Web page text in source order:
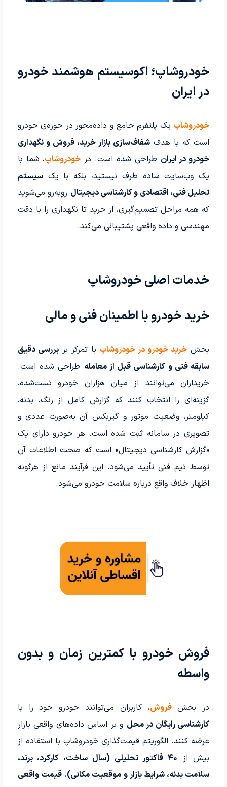
خودروشاپ؛ اکوسیستم هوشمند خودرو
در ایران
خودروشاپ یک پلتفرم جامع و داده‌محور در حوزه‌ی خودرو
است که با هدف شفاف‌سازی بازار خرید، فروش و نگهداری
خودرو در ایران طراحی شده است. در خودروشاپ، شما با
یک وب‌سایت ساده طرف نیستید، بلکه با یکسیستم
تحلیل فنی، اقتصادی و کارشناسی دیجیتال روبه‌رو می‌شوید
که همه مراحل تصمیم‌گیری، از خرید تا نگهداری را با دقت
مهندسی و داده واقعی پشتیبانی می‌کند.
خدمات اصلی خودروشاپ
خرید خودرو با اطمینان فنی و مالی
بخش خرید خودرو در خودروشاپ با تمرکز بربررسی دقیق
سابقه فنی و کارشناسی قبل از معامله طراحی شده است.
خریداران می‌توانند از میان هزاران خودرو تست‌شده،
گزینه‌ای را انتخاب کنند که گزارش کامل از رنگ، بدنه،
کیلومتر، وضعیت موتور و گیربکس آن به‌صورت عددی و
تصویری در سامانه ثبت شده است. هر خودرو دارای یک
«گزارش کارشناسی دیجیتال» است که صحت اطلاعات آن
توسط تیم فنی تأیید می‌شود. این فرآیند مانع از هرگونه
اظهار خلاف واقع درباره سلامت خودرو می‌شود.
فروش خودرو با کمترین زمان و بدون
واسطه
در بخشفروش، کاربران می‌توانند خودرو خود را با
کارشناسی رایگان در محل و بر اساس داده‌های واقعی بازار
عرضه کنند. الگوریتم قیمت‌گذاری خودروشاپ با استفاده از
بیش از
۴۰ فاکتور تحلیلی (سال ساخت، کارکرد، برند،
سلامت بدنه، شرایط بازار و موقعیت مکانی)،قیمت واقعی